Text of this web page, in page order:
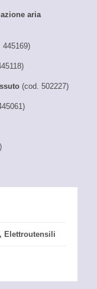
aria
445169)
(cod. 502227)
, Elettroutensili